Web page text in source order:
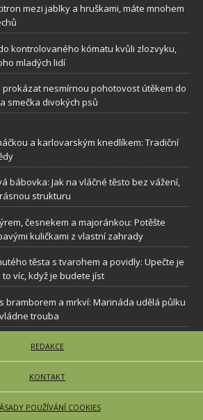
mezi jablky a hruškami, máte mnohem
kontrolovaného kómatu kvůli zlozvyku,
mladých lidí
prokázat nesmírnou pohotovost útěkem do
smečka divokých psů
a karlovarským knedlíkem: Tradiční
bábovka: Jak na vláčné těsto bez vážení,
strukturu
česnekem a majoránkou: Potěšte
kuličkami z vlastní zahrady
těsta s tvarohem a povidly: Upečte je
víc, když je budete jíst
bramborem a mrkví: Marináda udělá půlku
trouba
REDAKCE
KONTAKT
POUŽÍVÁNÍ COOKIES